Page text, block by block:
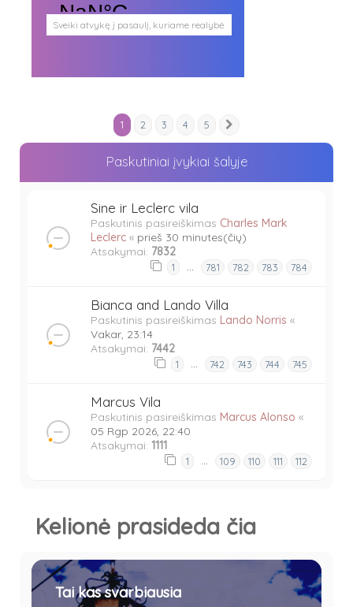
Sveiki atvykę į pasaulį, kuriame realybė
persipina su mistika. Pasaulį, kuris
Parašai ir tekstai
Noriu meeto
Nemirtingųjų būstinė
1 2 3 4 5
Paskutiniai įvykiai šalyje
Sine ir Leclerc vila
Paskutinis pasireiškimas Charles Mark
Leclerc « prieš 30 minutes(čių)
Atsakymai: 7832
1 … 781 782 783 784
Bianca and Lando Villa
Paskutinis pasireiškimas Lando Norris «
Vakar, 23:14
Atsakymai: 7442
1 … 742 743 744 745
Marcus Vila
Paskutinis pasireiškimas Marcus Alonso «
05 Rgp 2026, 22:40
Atsakymai: 1111
1 … 109 110 111 112
Kelionė prasideda čia
Tai kas svarbiausia